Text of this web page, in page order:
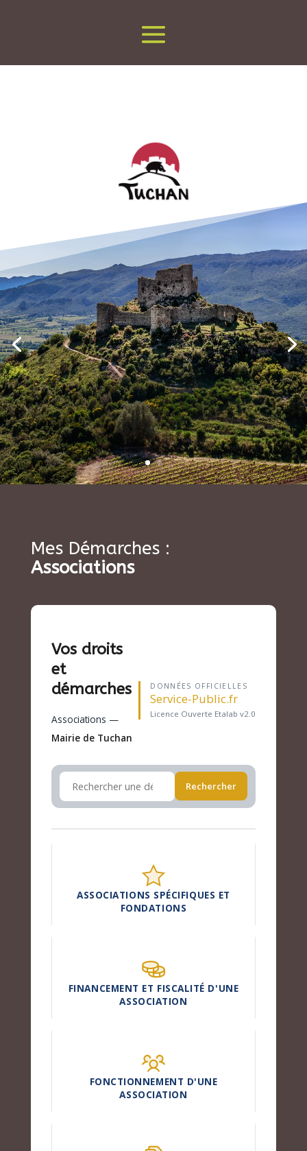
Mes Démarches :
Associations
Vos droits
et
démarches
Associations —
Mairie de Tuchan
DONNÉES OFFICIELLES
Service-Public.fr
Licence Ouverte Etalab v2.0
Rechercher
ASSOCIATIONS SPÉCIFIQUES ET
FONDATIONS
FINANCEMENT ET FISCALITÉ D'UNE
ASSOCIATION
FONCTIONNEMENT D'UNE
ASSOCIATION